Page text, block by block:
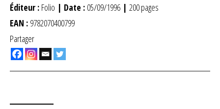
Éditeur : Folio | Date : 05/09/1996 | 200 pages
EAN : 9782070400799
Partager